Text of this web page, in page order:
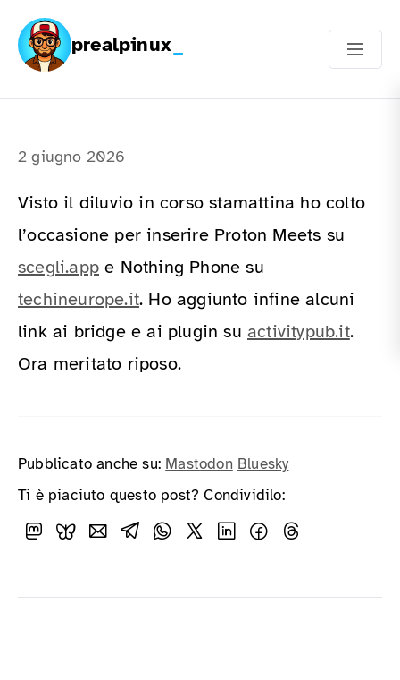
prealpinux
2 giugno 2026
Visto il diluvio in corso stamattina ho colto
l’occasione per inserire Proton Meets su
scegli.app e Nothing Phone su
techineurope.it. Ho aggiunto infine alcuni
link ai bridge e ai plugin su activitypub.it.
Ora meritato riposo.
Pubblicato anche su: Mastodon Bluesky
Ti è piaciuto questo post? Condividilo: